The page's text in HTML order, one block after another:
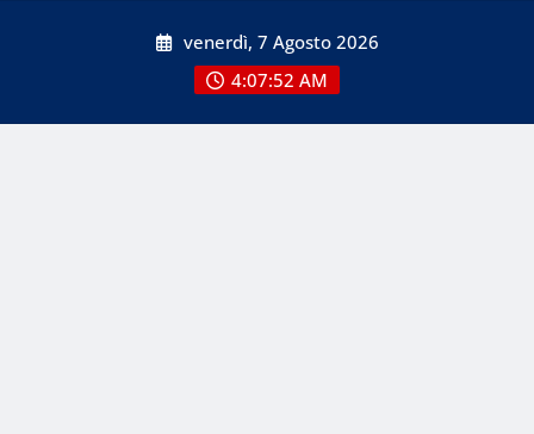
venerdì, 7 Agosto 2026
4:07:53 AM